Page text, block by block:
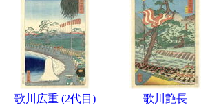
歌川広重 (2代目)
歌川艶長